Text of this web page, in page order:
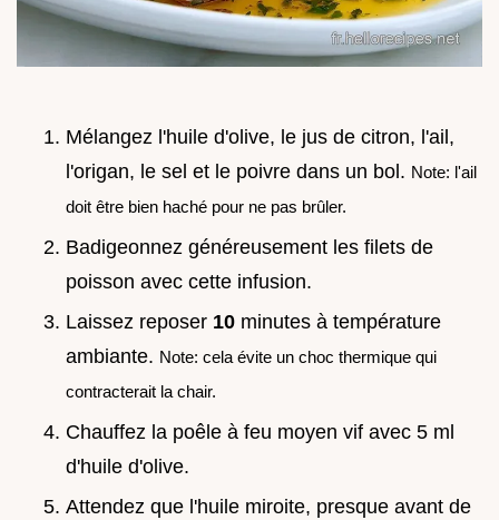
Mélangez l'huile d'olive, le jus de citron, l'ail,
l'origan, le sel et le poivre dans un bol. Note: l'ail
doit être bien haché pour ne pas brûler.
Badigeonnez généreusement les filets de
poisson avec cette infusion.
Laissez reposer 10 minutes à température
ambiante. Note: cela évite un choc thermique qui
contracterait la chair.
Chauffez la poêle à feu moyen vif avec 5 ml
d'huile d'olive.
Attendez que l'huile miroite, presque avant de